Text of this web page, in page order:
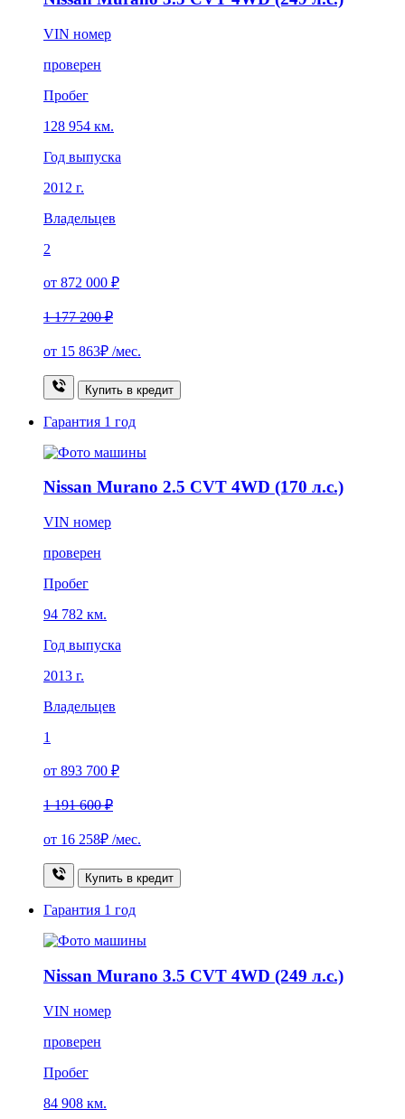
VIN номер
проверен
Пробег
128 954 км.
Год выпуска
2012 г.
Владельцев
2
от 872 000 ₽
1 177 200 ₽
от 15 863₽ /мес.
Купить в кредит
Гарантия 1 год
Nissan Murano 2.5 CVT 4WD (170 л.с.)
VIN номер
проверен
Пробег
94 782 км.
Год выпуска
2013 г.
Владельцев
1
от 893 700 ₽
1 191 600 ₽
от 16 258₽ /мес.
Купить в кредит
Гарантия 1 год
Nissan Murano 3.5 CVT 4WD (249 л.с.)
VIN номер
проверен
Пробег
84 908 км.